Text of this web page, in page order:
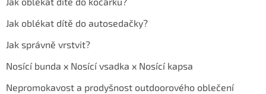
Jak oblékat dítě do autosedačky?
Jak správně vrstvit?
Nosící bunda x Nosící vsadka x Nosící kapsa
Nepromokavost a prodyšnost outdoorového oblečení